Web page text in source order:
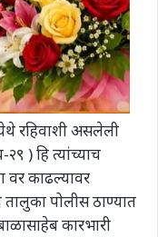
रहिवाशी असलेली
२९ ) हि त्यांच्याच
वर काढल्यावर
पोलीस ठाण्यात
कारभारी